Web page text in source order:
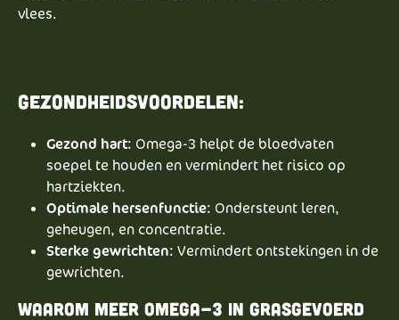
vlees.
Gezondheidsvoordelen:
Gezond hart: Omega-3 helpt de bloedvaten
soepel te houden en vermindert het risico op
hartziekten.
Optimale hersenfunctie: Ondersteunt leren,
geheugen, en concentratie.
Sterke gewrichten: Vermindert ontstekingen in de
gewrichten.
Waarom meer omega-3 in grasgevoerd